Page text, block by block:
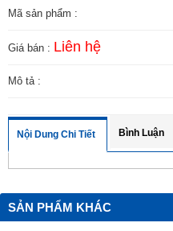
Mã sản phẩm :
Giá bán : Liên hệ
Mô tả :
Nội Dung Chi Tiết Bình Luận
SẢN PHẨM KHÁC